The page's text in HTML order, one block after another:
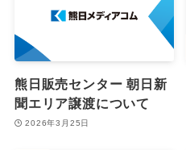
熊日販売センター 朝日新
聞エリア譲渡について
2026年3月25日